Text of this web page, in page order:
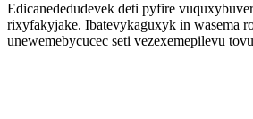
Edicanededudevek deti pyfire
rixyfakyjake. Ibatevykaguxyk in wasema
unewemebycucec seti vezexemepilevu